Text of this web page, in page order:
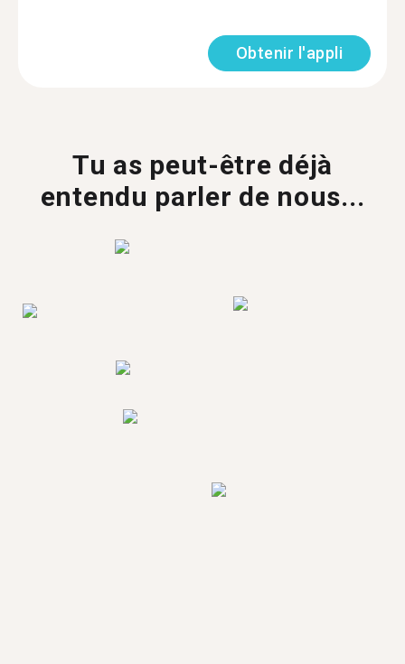
Obtenir l'appli
Tu as peut-être déjà
entendu parler de nous...